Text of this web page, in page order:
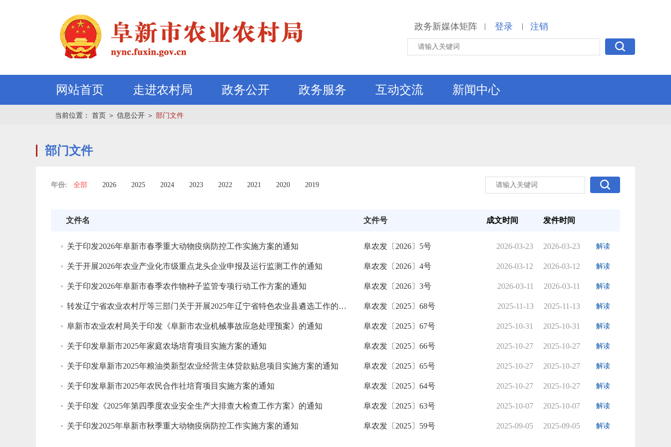
政务新媒体矩阵 | 登录 | 注销
网站首页 走进农村局 政务公开 政务服务 互动交流 新闻中心
当前位置： 首页 ＞ 信息公开 ＞ 部门文件
部门文件
年份: 全部 2026 2025 2024 2023 2022 2021 2020 2019
文件名 文件号 成文时间 发件时间
关于印发2026年阜新市春季重大动物疫病防控工作实施方案的通知 阜农发〔2026〕5号 2026-03-23 2026-03-23 解读
关于开展2026年农业产业化市级重点龙头企业申报及运行监测工作的通知 阜农发〔2026〕4号 2026-03-12 2026-03-12 解读
关于印发2026年阜新市春季农作物种子监管专项行动工作方案的通知 阜农发〔2026〕3号 2026-03-11 2026-03-11 解读
转发辽宁省农业农村厅等三部门关于开展2025年辽宁省特色农业县遴选工作的通知 阜农发〔2025〕68号 2025-11-13 2025-11-13 解读
阜新市农业农村局关于印发《阜新市农业机械事故应急处理预案》的通知 阜农发〔2025〕67号 2025-10-31 2025-10-31 解读
关于印发阜新市2025年家庭农场培育项目实施方案的通知 阜农发〔2025〕66号 2025-10-27 2025-10-27 解读
关于印发阜新市2025年粮油类新型农业经营主体贷款贴息项目实施方案的通知 阜农发〔2025〕65号 2025-10-27 2025-10-27 解读
关于印发阜新市2025年农民合作社培育项目实施方案的通知 阜农发〔2025〕64号 2025-10-27 2025-10-27 解读
关于印发《2025年第四季度农业安全生产大排查大检查工作方案》的通知 阜农发〔2025〕63号 2025-10-07 2025-10-07 解读
关于印发2025年阜新市秋季重大动物疫病防控工作实施方案的通知 阜农发〔2025〕59号 2025-09-05 2025-09-05 解读